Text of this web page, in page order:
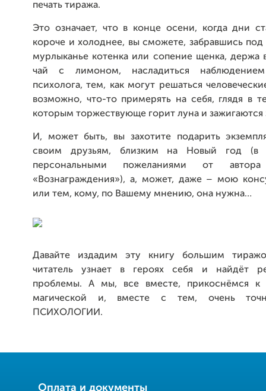
печать тиража.
Это означает, что в конце осени, когда дни
короче и холоднее, вы сможете, забравшись
мурлыканье котенка или сопение щенка, держа
чай с лимоном, насладиться
психолога, тем, как могут решаться
возможно, что-то примерять на себя, глядя в
которым торжествующе горит луна и зажигаются
И, может быть, вы захотите подарить
своим друзьям, близким на Новый год
персональными пожеланиями от
«Вознаграждения»), а, может, даже – мою
или тем, кому, по Вашему мнению, она нужна…
Давайте издадим эту книгу большим
читатель узнает в героях себя и найдёт
проблемы. А мы, все вместе, прикоснёмся к
магической и, вместе с тем, очень
ПСИХОЛОГИИ.
Оплата и документы